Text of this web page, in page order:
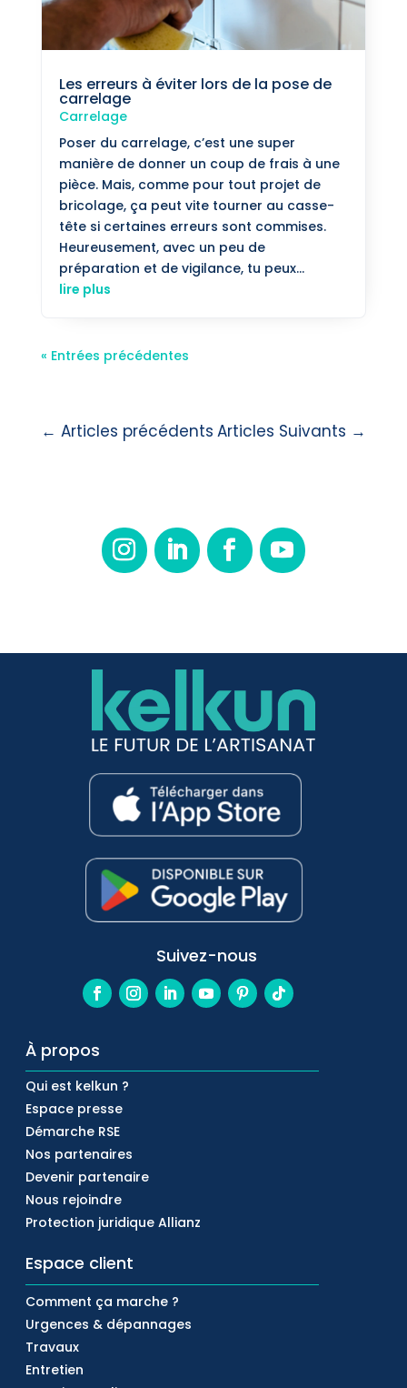
Les erreurs à éviter lors de la pose de
carrelage
Carrelage
Poser du carrelage, c’est une super
manière de donner un coup de frais à une
pièce. Mais, comme pour tout projet de
bricolage, ça peut vite tourner au casse-
tête si certaines erreurs sont commises.
Heureusement, avec un peu de
préparation et de vigilance, tu peux...
lire plus
« Entrées précédentes
← Articles précédents Articles Suivants →
Suivez-nous
À propos
Qui est kelkun ?
Espace presse
Démarche RSE
Nos partenaires
Devenir partenaire
Nous rejoindre
Protection juridique Allianz
Espace client
Comment ça marche ?
Urgences & dépannages
Travaux
Entretien